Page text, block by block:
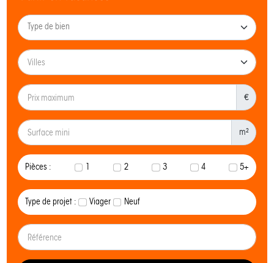
€
m²
Pièces : 1 2 3 4 5+
Type de projet : Viager Neuf